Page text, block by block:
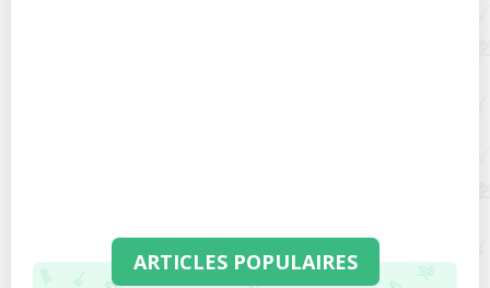
ARTICLES POPULAIRES